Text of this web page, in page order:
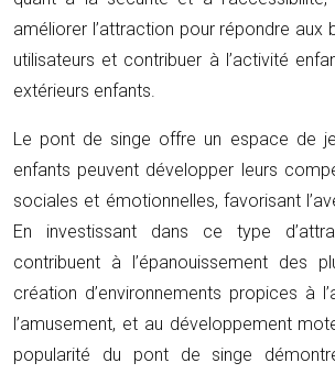
améliorer l’attraction pour répondre aux
utilisateurs et contribuer à l’activité
extérieurs enfants.
Le pont de singe offre un espace de
enfants peuvent développer leurs
sociales et émotionnelles, favorisant
En investissant dans ce type
contribuent à l’épanouissement des
création d’environnements propices à
l’amusement, et au développement
popularité du pont de singe